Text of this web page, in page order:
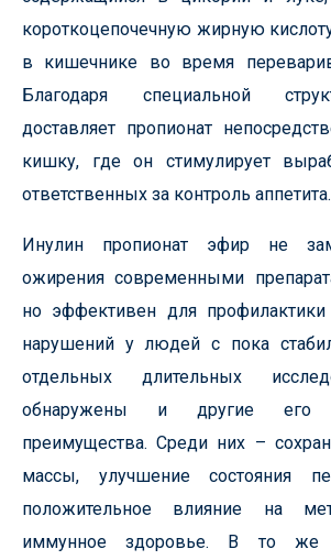
короткоцепочечную жирную
в кишечнике во время
Благодаря специальной
доставляет пропионат
кишку, где он стимулирует
ответственных за контроль аппетита.
Инулин пропионат эфир не
ожирения современными
но эффективен для профилактики
нарушений у людей с пока
отдельных длительных
обнаружены и другие его
преимущества. Среди них –
массы, улучшение состояния
положительное влияние на
иммунное здоровье. В то же